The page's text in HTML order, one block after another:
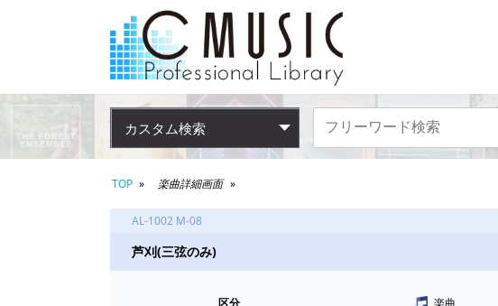
カスタム検索
TOP 楽曲詳細画面
AL-1002 M-08
芦刈(三弦のみ)
区分
楽曲